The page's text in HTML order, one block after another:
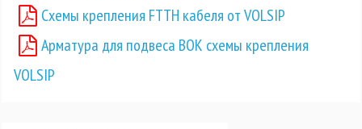
Схемы крепления FTTH кабеля от VOLSIP
Арматура для подвеса ВОК схемы крепления
VOLSIP